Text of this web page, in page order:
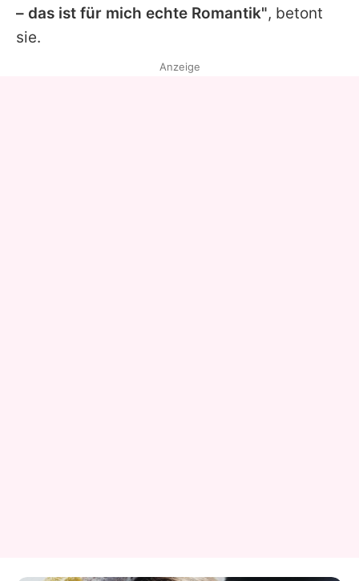
– das ist für mich echte Romantik", betont
sie.
Anzeige